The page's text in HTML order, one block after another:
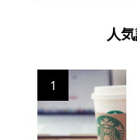
人
1